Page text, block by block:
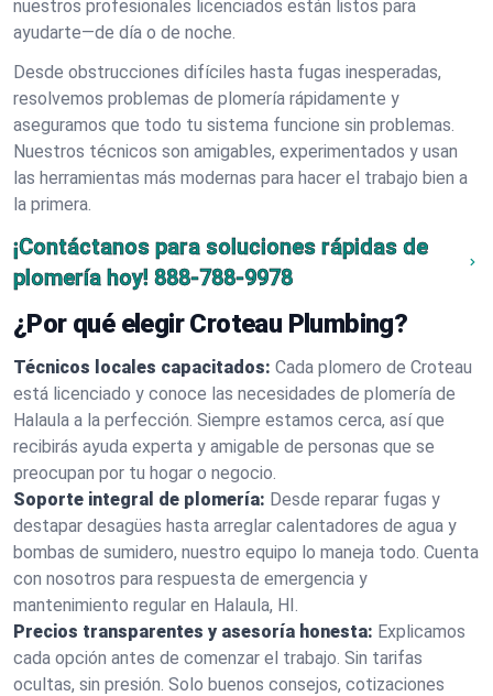
nuestros profesionales licenciados están listos para
ayudarte—de día o de noche.
Desde obstrucciones difíciles hasta fugas inesperadas,
resolvemos problemas de plomería rápidamente y
aseguramos que todo tu sistema funcione sin problemas.
Nuestros técnicos son amigables, experimentados y usan
las herramientas más modernas para hacer el trabajo bien a
la primera.
¡Contáctanos para soluciones rápidas de
plomería hoy! 888-788-9978
¿Por qué elegir Croteau Plumbing?
Técnicos locales capacitados: Cada plomero de Croteau
está licenciado y conoce las necesidades de plomería de
Halaula a la perfección. Siempre estamos cerca, así que
recibirás ayuda experta y amigable de personas que se
preocupan por tu hogar o negocio.
Soporte integral de plomería: Desde reparar fugas y
destapar desagües hasta arreglar calentadores de agua y
bombas de sumidero, nuestro equipo lo maneja todo. Cuenta
con nosotros para respuesta de emergencia y
mantenimiento regular en Halaula, HI.
Precios transparentes y asesoría honesta: Explicamos
cada opción antes de comenzar el trabajo. Sin tarifas
ocultas, sin presión. Solo buenos consejos, cotizaciones